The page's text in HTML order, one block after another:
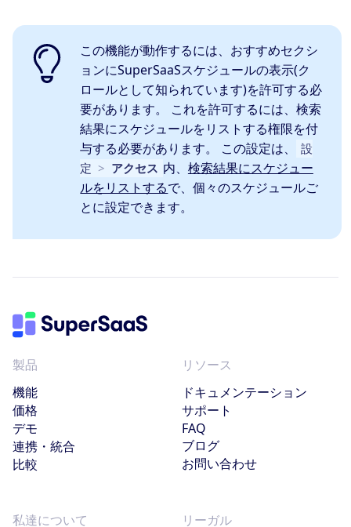
この機能が動作するには、おすすめセクシ
ョンにSuperSaaSスケジュールの表示(ク
ロールとして知られています)を許可する必
要があります。 これを許可するには、検索
結果にスケジュールをリストする権限を付
与する必要があります。 この設定は、
設
定 > アクセス 内、 検索結果にスケジュー
ルをリストするで、個々のスケジュールご
とに設定できます。
製品
機能
価格
デモ
連携・統合
比較
リソース
ドキュメンテーション
サポート
FAQ
ブログ
お問い合わせ
私達について リーガル